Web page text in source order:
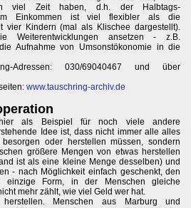
viel Zeit haben, d.h. der Halbtags-
Einkommen ist viel flexibler als die
vier Kindern (mal als Klischee dargestellt).
Weiterentwicklungen ansetzen - z.B.
Aufnahme von Umsonstökonomie in die
Adressen: 030/69040467 und über
www.tauschring-archiv.de
als Beispiel für noch viele andere
Idee ist, dass nicht immer alle alles
oder herstellen müssen, sondern
größere Mengen von etwas herstellen
ist als eine kleine Menge desselben) und
- nach Möglichkeit einfach geschenkt, den
einzige Form, in der Menschen gleiche
mehr zählt, wie viel Geld wer hat.
Menschen aus Marburg und